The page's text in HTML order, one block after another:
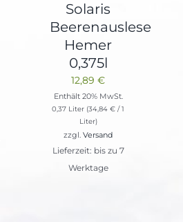
Solaris
Beerenauslese
Hemer
0,375l
12,89€
Enthält 20% MwSt.
0,37 Liter (34,84€ / 1
Liter)
zzgl.Versand
Lieferzeit: bis zu 7
Werktage